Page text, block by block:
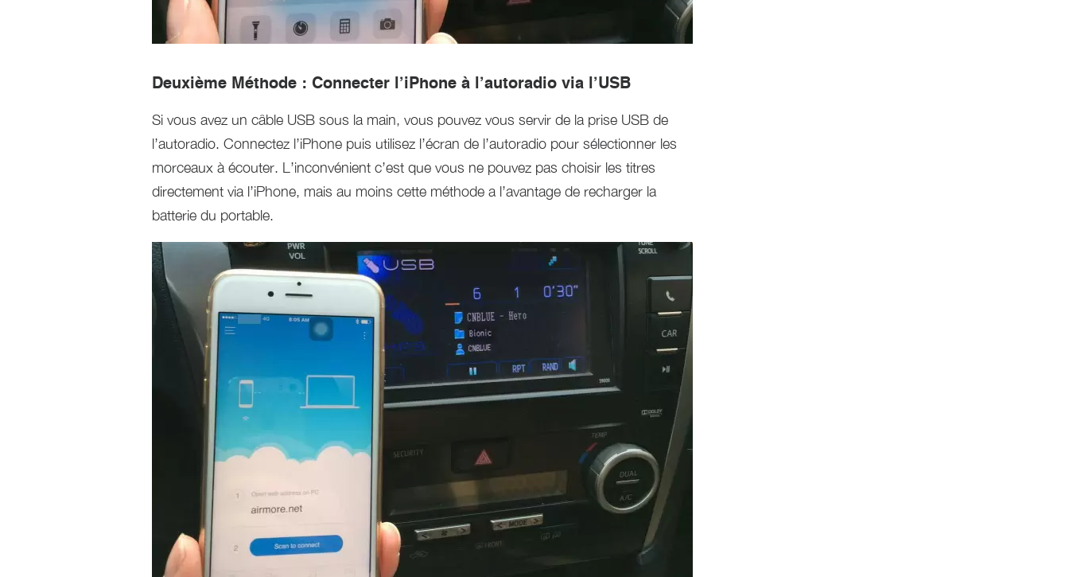
Deuxième Méthode : Connecter l’iPhone à l’autoradio via l’USB
Si vous avez un câble USB sous la main, vous pouvez vous servir de la prise USB de
l’autoradio. Connectez l’iPhone puis utilisez l’écran de l’autoradio pour sélectionner les
morceaux à écouter. L’inconvénient c’est que vous ne pouvez pas choisir les titres
directement via l’iPhone, mais au moins cette méthode a l’avantage de recharger la
batterie du portable.